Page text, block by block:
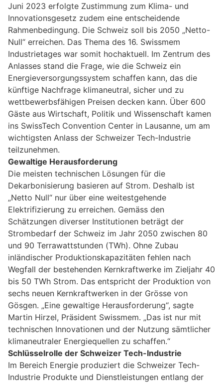
Juni 2023 erfolgte Zustimmung zum Klima- und
Innovationsgesetz zudem eine entscheidende
Rahmenbedingung. Die Schweiz soll bis 2050 „Netto-
Null“ erreichen. Das Thema des 16. Swissmem
Industrietages war somit hochaktuell. Im Zentrum des
Anlasses stand die Frage, wie die Schweiz ein
Energieversorgungssystem schaffen kann, das die
künftige Nachfrage klimaneutral, sicher und zu
wettbewerbsfähigen Preisen decken kann. Über 600
Gäste aus Wirtschaft, Politik und Wissenschaft kamen
ins SwissTech Convention Center in Lausanne, um am
wichtigsten Anlass der Schweizer Tech-Industrie
teilzunehmen.
Gewaltige Herausforderung
Die meisten technischen Lösungen für die
Dekarbonisierung basieren auf Strom. Deshalb ist
„Netto Null“ nur über eine weitestgehende
Elektrifizierung zu erreichen. Gemäss den
Schätzungen diverser Institutionen beträgt der
Strombedarf der Schweiz im Jahr 2050 zwischen 80
und 90 Terrawattstunden (TWh). Ohne Zubau
inländischer Produktionskapazitäten fehlen nach
Wegfall der bestehenden Kernkraftwerke im Zieljahr 40
bis 50 TWh Strom. Das entspricht der Produktion von
sechs neuen Kernkraftwerken in der Grösse von
Gösgen. „Eine gewaltige Herausforderung“, sagte
Martin Hirzel, Präsident Swissmem. „Das ist nur mit
technischen Innovationen und der Nutzung sämtlicher
klimaneutraler Energiequellen zu schaffen.“
Schlüsselrolle der Schweizer Tech-Industrie
Im Bereich Energie produziert die Schweizer Tech-
Industrie Produkte und Dienstleistungen entlang der